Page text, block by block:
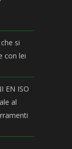
si
con lei
EN ISO
al